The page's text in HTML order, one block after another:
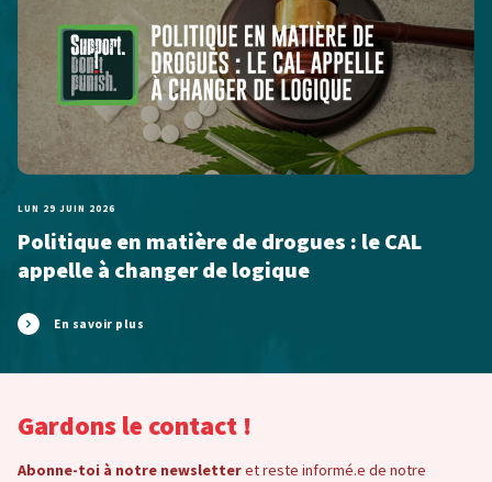
LUN 29 JUIN 2026
Politique en matière de drogues : le CAL
appelle à changer de logique
En savoir plus
Gardons le contact !
Abonne-toi à notre newsletteret reste informé.e de notre